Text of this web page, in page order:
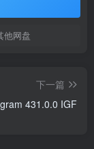
他网盘
下一篇
431.0.0 IGF